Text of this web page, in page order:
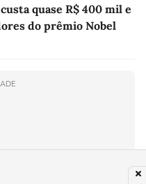
quase R$ 400 mil e
do prêmio Nobel